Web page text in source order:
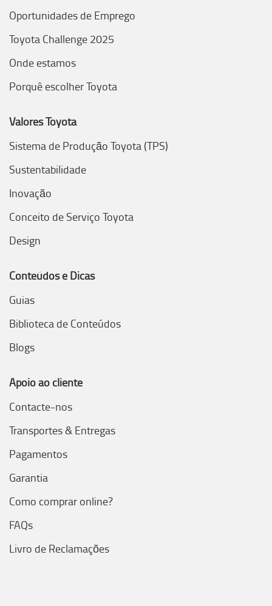
Oportunidades de Emprego
Toyota Challenge 2025
Onde estamos
Porquê escolher Toyota
Valores Toyota
Sistema de Produção Toyota (TPS)
Sustentabilidade
Inovação
Conceito de Serviço Toyota
Design
Conteúdos e Dicas
Guias
Biblioteca de Conteúdos
Blogs
Apoio ao cliente
Contacte-nos
Transportes & Entregas
Pagamentos
Garantia
Como comprar online?
FAQs
Livro de Reclamações